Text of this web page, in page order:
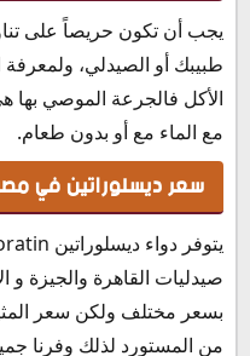
يجب أن تكون حريصاً على
طبيبك أو الصيدلي، ولمعرفة
الأكل فالجرعة الموصي
مع الماء مع أو بدون طعام.
سعر ديسلوراتين في
صيدليات القاهرة والجيزة
بسعر مختلف ولكن سعر
من المستورد لذلك وفرنا